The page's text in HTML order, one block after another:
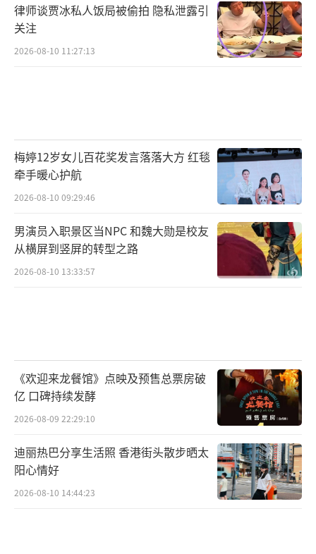
律师谈贾冰私人饭局被偷拍 隐私泄露引
关注
2026-08-10 11:27:13
梅婷12岁女儿百花奖发言落落大方 红毯
牵手暖心护航
2026-08-10 09:29:46
男演员入职景区当NPC 和魏大勋是校友
从横屏到竖屏的转型之路
2026-08-10 13:33:57
《欢迎来龙餐馆》点映及预售总票房破
亿 口碑持续发酵
2026-08-09 22:29:10
迪丽热巴分享生活照 香港街头散步晒太
阳心情好
2026-08-10 14:44:23